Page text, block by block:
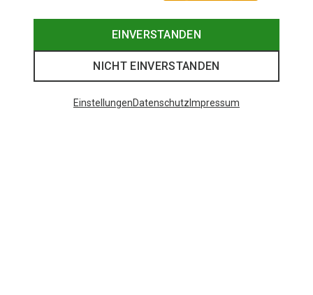
EINVERSTANDEN
NICHT EINVERSTANDEN
EinstellungenDatenschutz Impressum